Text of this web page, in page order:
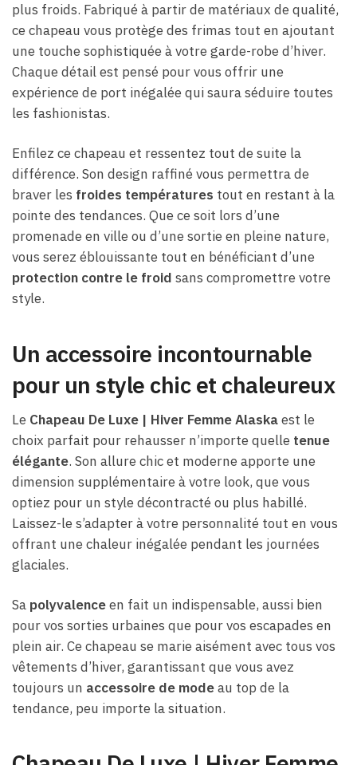
plus froids. Fabriqué à partir de matériaux de qualité,
ce chapeau vous protège des frimas tout en ajoutant
une touche sophistiquée à votre garde-robe d’hiver.
Chaque détail est pensé pour vous offrir une
expérience de port inégalée qui saura séduire toutes
les fashionistas.
Enfilez ce chapeau et ressentez tout de suite la
différence. Son design raffiné vous permettra de
braver les froides températures tout en restant à la
pointe des tendances. Que ce soit lors d’une
promenade en ville ou d’une sortie en pleine nature,
vous serez éblouissante tout en bénéficiant d’une
protection contre le froid sans compromettre votre
style.
Un accessoire incontournable
pour un style chic et chaleureux
Le Chapeau De Luxe | Hiver Femme Alaskaest le
choix parfait pour rehausser n’importe quelle tenue
élégante. Son allure chic et moderne apporte une
dimension supplémentaire à votre look, que vous
optiez pour un style décontracté ou plus habillé.
Laissez-le s’adapter à votre personnalité tout en vous
offrant une chaleur inégalée pendant les journées
glaciales.
Sa polyvalenceen fait un indispensable, aussi bien
pour vos sorties urbaines que pour vos escapades en
plein air. Ce chapeau se marie aisément avec tous vos
vêtements d’hiver, garantissant que vous avez
toujours un accessoire de modeau top de la
tendance, peu importe la situation.